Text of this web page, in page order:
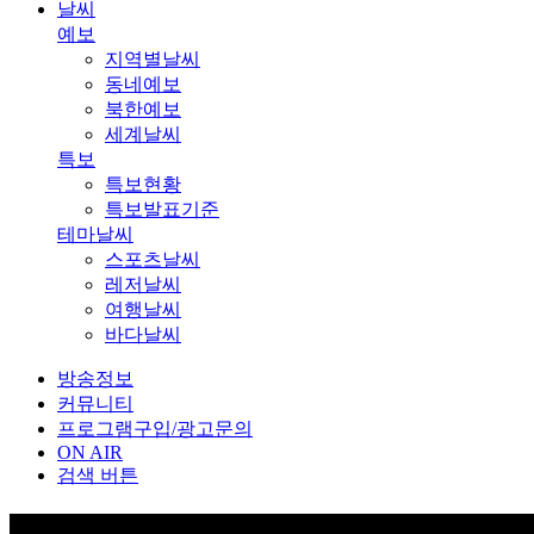
날씨
예보
지역별날씨
동네예보
북한예보
세계날씨
특보
특보현황
특보발표기준
테마날씨
스포츠날씨
레저날씨
여행날씨
바다날씨
방송정보
커뮤니티
프로그램구입/광고문의
ON AIR
검색 버튼